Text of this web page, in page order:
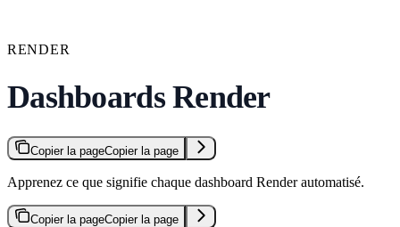
RENDER
Dashboards Render
Copier la pageCopier la page
Apprenez ce que signifie chaque dashboard Render automatisé.
Copier la pageCopier la page